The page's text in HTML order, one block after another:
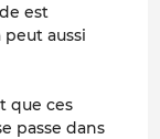
est
aussi
que ces
passe dans